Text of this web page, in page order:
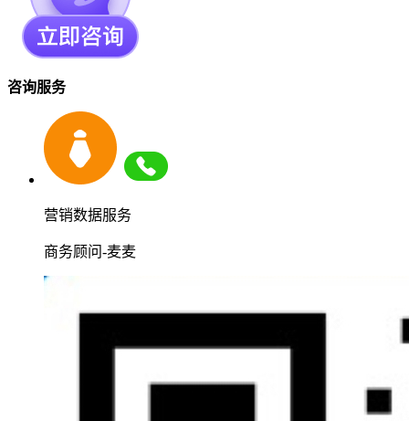
咨询服务
营销数据服务
商务顾问-麦麦